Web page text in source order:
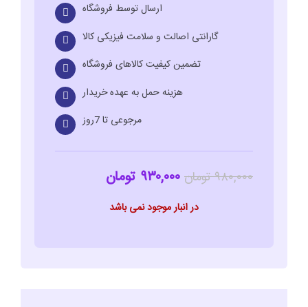
ارسال توسط فروشگاه
گارانتی اصالت و سلامت فیزیکی کالا
تضمین کیفیت کالاهای فروشگاه
هزینه حمل به عهده خریدار
مرجوعی تا 7روز
۹۸۰,۰۰۰تومان ۹۳۰,۰۰۰ تومان
در انبار موجود نمی باشد